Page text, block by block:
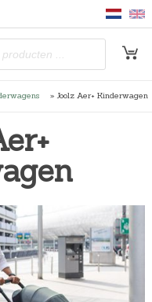
» Joolz Aer+ Kinderwagen